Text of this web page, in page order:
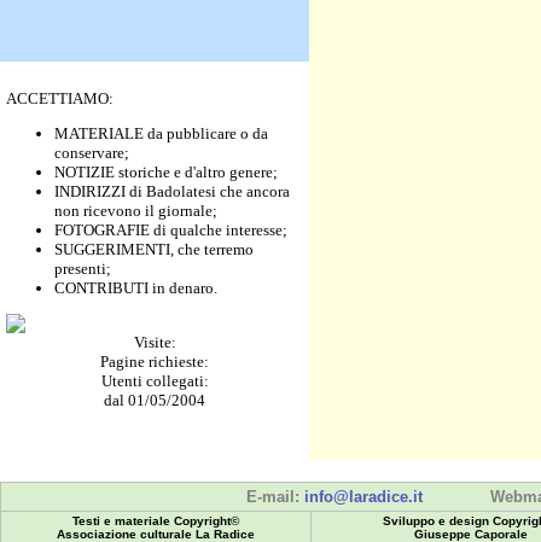
ACCETTIAMO:
MATERIALE da pubblicare o da
conservare;
NOTIZIE storiche e d'altro genere;
INDIRIZZI di Badolatesi che ancora
non ricevono il giornale;
FOTOGRAFIE di qualche interesse;
SUGGERIMENTI, che terremo
presenti;
CONTRIBUTI in denaro.
Visite:
Pagine richieste:
Utenti collegati:
dal 01/05/2004
E-mail: info@laradice.it
Testi e materiale Copyright©
Associazione culturale La Radice
Sviluppo e design
Giuseppe Caporale